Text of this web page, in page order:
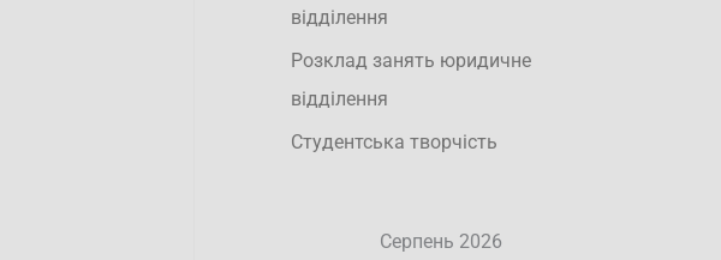
відділення
Розклад занять юридичне
відділення
Студентська творчість
Серпень 2026